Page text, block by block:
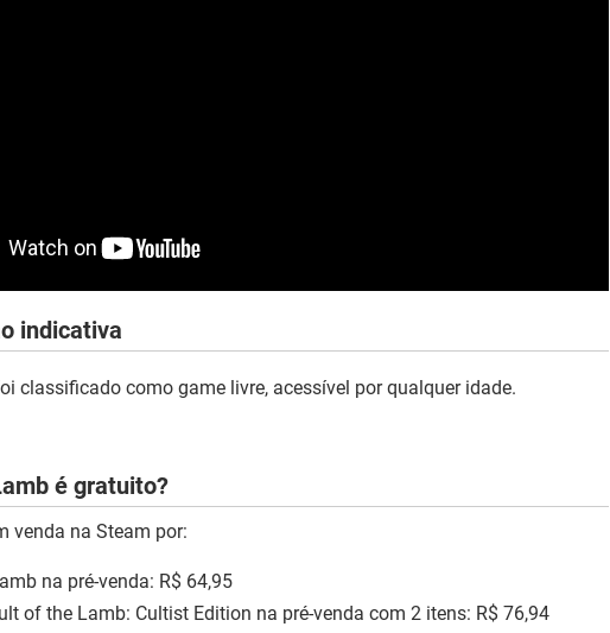
indicativa
classificado como game livre, acessível por qualquer idade.
é gratuito?
venda na Steam por:
na pré-venda: R$ 64,95
of the Lamb: Cultist Edition na pré-venda com 2 itens: R$ 76,94